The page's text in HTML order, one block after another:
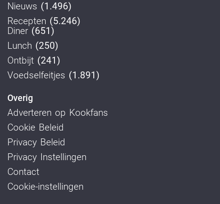
Nieuws (1.496)
Recepten (5.246)
Diner (651)
Lunch (250)
Ontbijt (241)
Voedselfeitjes (1.891)
Overig
Adverteren op Kookfans
Cookie Beleid
Privacy Beleid
Privacy Instellingen
Contact
Cookie-instellingen